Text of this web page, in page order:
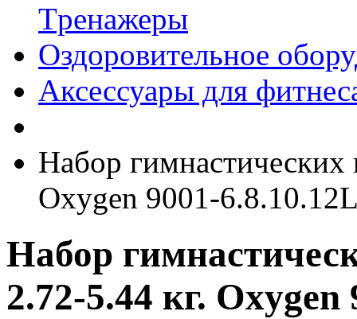
Tренажеры
Оздоровительное
Аксессуары для
Набор гимнастических
Oxygen 9001-
Набор
2.72-5.44 кг.